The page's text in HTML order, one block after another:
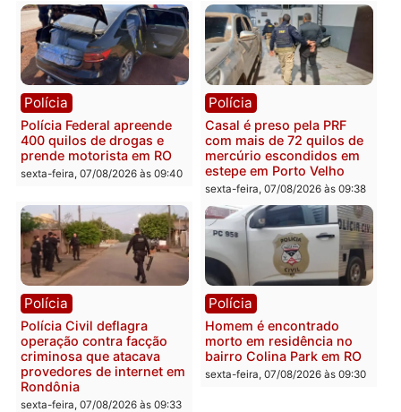
capital.
Publicidade
Categorias
Política
Você também vai querer ler...
Polícia
Polícia Federal apreende
400 quilos de drogas e
prende motorista em RO
Polícia
Casal é preso pela PRF
com mais de 72 quilos